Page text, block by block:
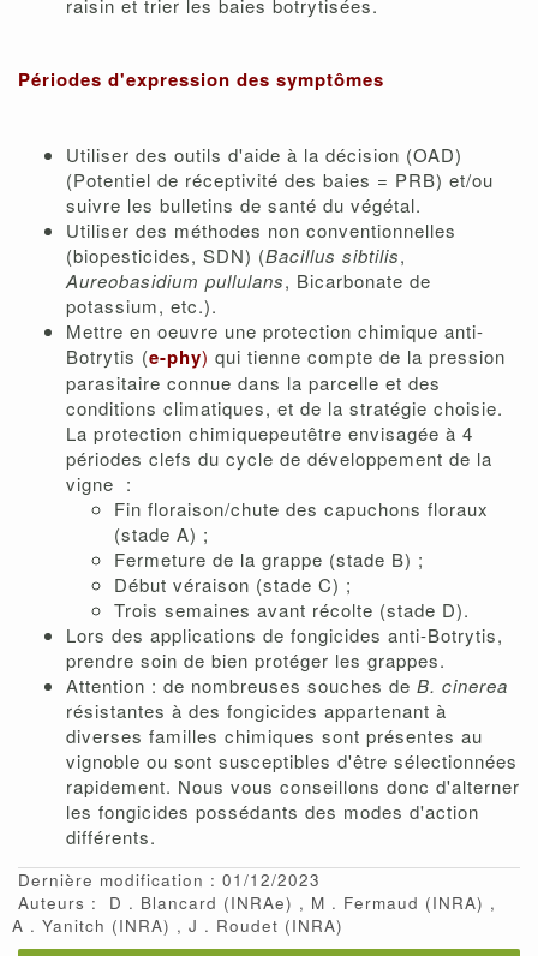
raisin et trier les baies botrytisées.
Périodes d'expression des symptômes
Utiliser des outils d'aide à la décision (OAD)
(Potentiel de réceptivité des baies = PRB) et/ou
suivre les bulletins de santé du végétal.
Utiliser des méthodes non conventionnelles
(biopesticides, SDN) (Bacillus sibtilis,
Aureobasidium pullulans, Bicarbonate de
potassium, etc.).
Mettre en oeuvre une protection chimique anti-
Botrytis (e-phy) qui tienne compte de la pression
parasitaire connue dans la parcelle et des
conditions climatiques, et de la stratégie choisie.
La protection chimiquepeutêtre envisagée à 4
périodes clefs du cycle de développement de la
vigne :
Fin floraison/chute des capuchons floraux
(stade A) ;
Fermeture de la grappe (stade B) ;
Début véraison (stade C) ;
Trois semaines avant récolte (stade D).
Lors des applications de fongicides anti-Botrytis,
prendre soin de bien protéger les grappes.
Attention : de nombreuses souches de B. cinerea
résistantes à des fongicides appartenant à
diverses familles chimiques sont présentes au
vignoble ou sont susceptibles d'être sélectionnées
rapidement. Nous vous conseillons donc d'alterner
les fongicides possédants des modes d'action
différents.
Dernière modification : 01/12/2023
Auteurs :
D Blancard (INRAe) M Fermaud (INRA)
A
Yanitch (INRA) J Roudet (INRA)